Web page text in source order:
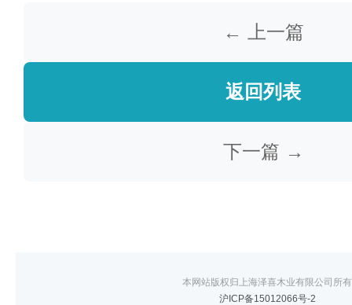
← 上一篇
返回列表
下一篇 →
本网站版权归上海泽喜木业有限公司所有
沪ICP备15012066号-2